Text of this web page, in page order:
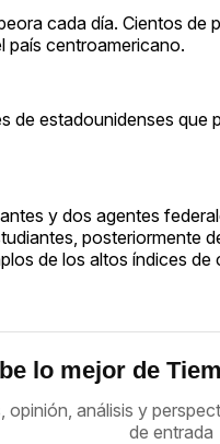
cada día. Cientos
país centroamericano.
de estadounidenses
y dos agentes
posteriormente
de los altos índices
lo mejor de
opinión, análisis y
de entrada